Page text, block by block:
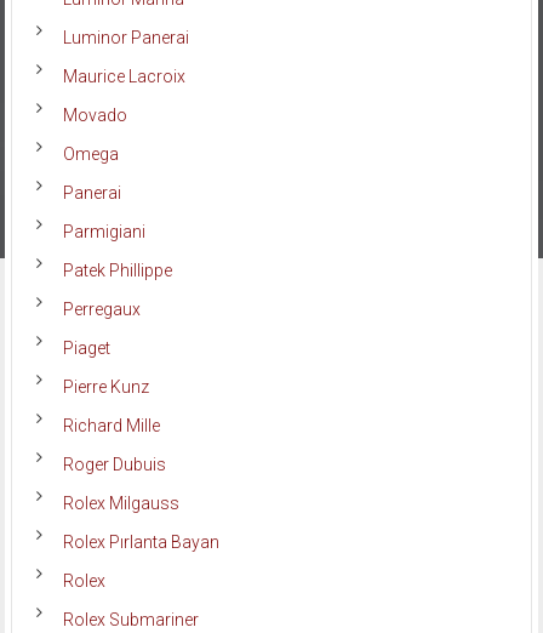
Luminor Panerai
Maurice Lacroix
Movado
Omega
Panerai
Parmigiani
Patek Phillippe
Perregaux
Piaget
Pierre Kunz
Richard Mille
Roger Dubuis
Rolex Milgauss
Rolex Pırlanta Bayan
Rolex
Rolex Submariner